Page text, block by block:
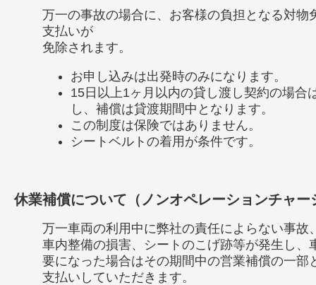
万一の事故の場合に、お客様の負担となる対物
支払いが
免除されます。
お申し込みは出発時のみになります。
15日以上1ヶ月以内の貸し渡し契約の場合
し、補償は貸渡期間中となります。
この制度は保険ではありません。
シートベルトの着用が条件です。
休業補償について（ノンオペレーションチャー
万一車両の利用中に弊社の責任によらない事故
車内整備の損害、シートのこげ跡等が発生し、
要になった場合はその期間中の営業補償の一部
支払いしていただきます。